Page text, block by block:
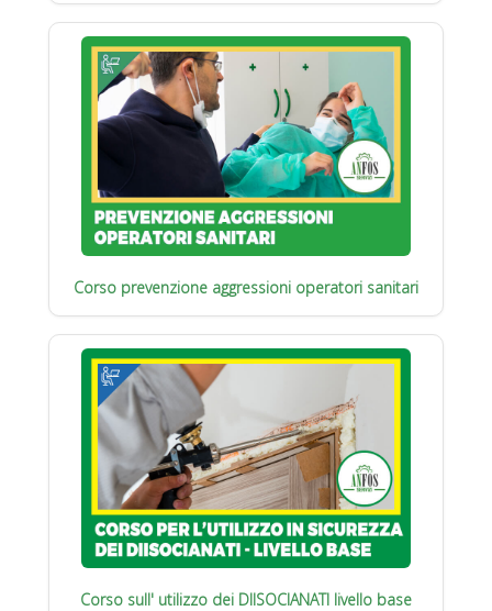
Corso prevenzione aggressioni operatori sanitari
Corso sull' utilizzo dei DIISOCIANATI livello base